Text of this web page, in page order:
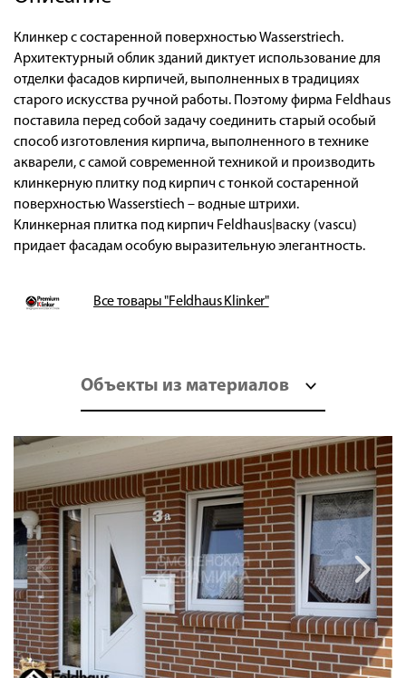
Клинкер с состаренной поверхностью Wasserstriech.
Архитектурный облик зданий диктует использование для
отделки фасадов кирпичей, выполненных в традициях
старого искусства ручной работы. Поэтому фирма Feldhaus
поставила перед собой задачу соединить старый особый
способ изготовления кирпича, выполненного в технике
акварели, с самой современной техникой и производить
клинкерную плитку под кирпич с тонкой состаренной
поверхностью Wasserstiech – водные штрихи.
Клинкерная плитка под кирпич Feldhaus|васку (vascu)
придает фасадам особую выразительную элегантность.
Все товары "Feldhaus Klinker"
Объекты из материалов